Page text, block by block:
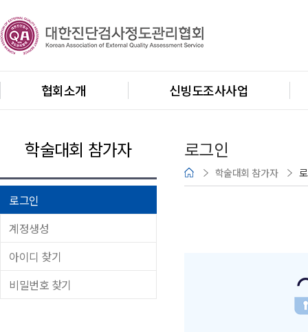
협회소개 신빙도조사사업
학술대회 참가자
로그인
계정생성
아이디 찾기
비밀번호 찾기
로그인
학술대회 참가자